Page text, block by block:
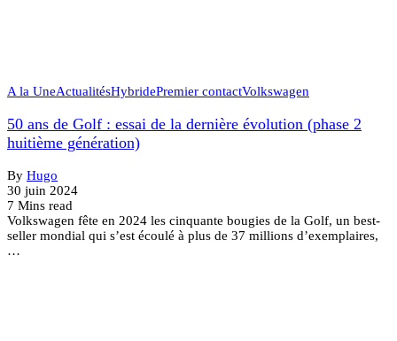
A la UneActualitésHybridePremier contactVolkswagen
50 ans de Golf : essai de la dernière évolution (phase 2
huitième génération)
By Hugo
30 juin 2024
7 Mins read
Volkswagen fête en 2024 les cinquante bougies de la Golf, un best-
seller mondial qui s’est écoulé à plus de 37 millions d’exemplaires,
…